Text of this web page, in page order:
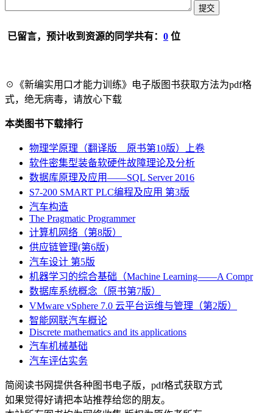
已留言，预计收到资源的同学共有： 0 位
☉《新编实用口才能力训练》电子版图书获取方法为pdf格
式，绝无病毒，请放心下载
本类图书下载排行
物理学原理（翻译版 原书第10版）上卷
软件密集型装备软硬件故障理论及分析
数据库原理及应用――SQL Server 2016
S7-200 SMART PLC编程及应用 第3版
汽车构造
The Pragmatic Programmer
计算机网络（第8版）
供应链管理(第6版)
汽车设计 第5版
机器学习的综合基础（Machine Learning――A Compr
数据库系统概念（原书第7版）
VMware vSphere 7.0 云平台运维与管理（第2版）
智能网联汽车概论
Discrete mathematics and its applications
汽车机械基础
汽车评估实务
简阅读书网提供各种图书电子版，pdf格式获取方式
如果觉得好请把本站推荐给您的朋友。